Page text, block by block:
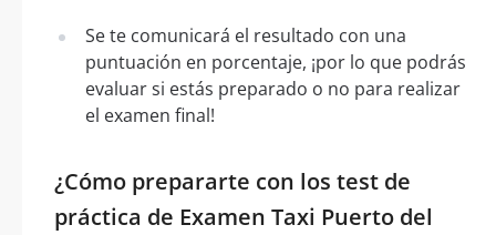
Se te comunicará el resultado con una
puntuación en porcentaje, ¡por lo que podrás
evaluar si estás preparado o no para realizar
el examen final!
¿Cómo prepararte con los test de
práctica de Examen Taxi Puerto del